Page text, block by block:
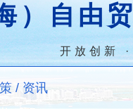
）自由
开放创新